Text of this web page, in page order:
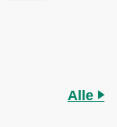
Alle